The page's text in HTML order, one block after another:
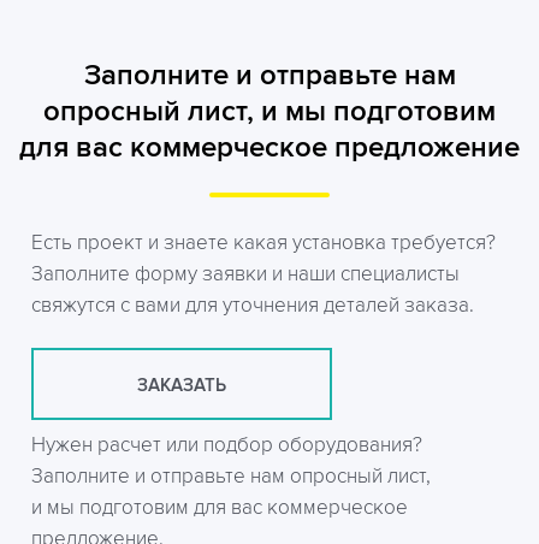
Заполните и отправьте нам
опросный лист, и мы подготовим
для вас коммерческое предложение
Есть проект и знаете какая установка требуется?
Заполните форму заявки и наши специалисты
свяжутся с вами для уточнения деталей заказа.
ЗАКАЗАТЬ
Нужен расчет или подбор оборудования?
Заполните и отправьте нам опросный лист,
и мы подготовим для вас коммерческое
предложение.